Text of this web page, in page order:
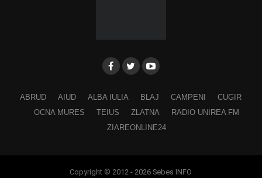
ABRUD AIUD ALBA IULIA BLAJ CAMPENI
CUGIR
OCNA MURES
TEIUS ZLATNA
RADIO UNIREA FM
ZIAREONLINE24
Copyright © 2012 - 2026 Sebes INFO